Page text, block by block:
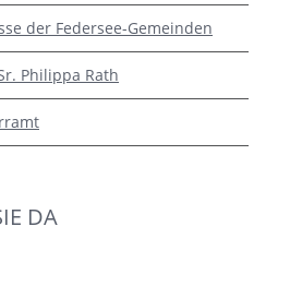
der Federsee-Gemeinden
Philippa Rath
DA